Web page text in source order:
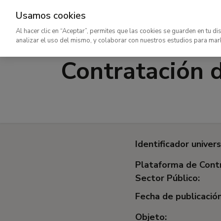
contenido
Contratación
Identificador
Plataforma de
Sector Público:
Fecha de
Objeto:
Usamos cookies
Al hacer clic en “Aceptar”, permites que las cookies se guarden en tu
analizar el uso del mismo, y colaborar con nuestros estudios para